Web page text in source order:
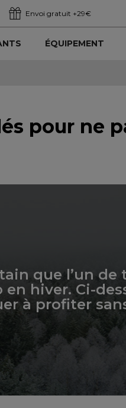
Envoi gratuit +29€
ÉQUIPEMENT
pour ne
que l’un
hiver. Ci-
à profiter